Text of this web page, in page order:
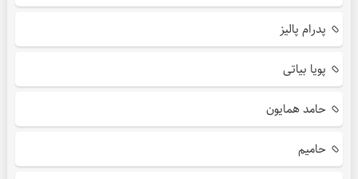
پدرام پالیز
پویا بیاتی
حامد همایون
حامیم